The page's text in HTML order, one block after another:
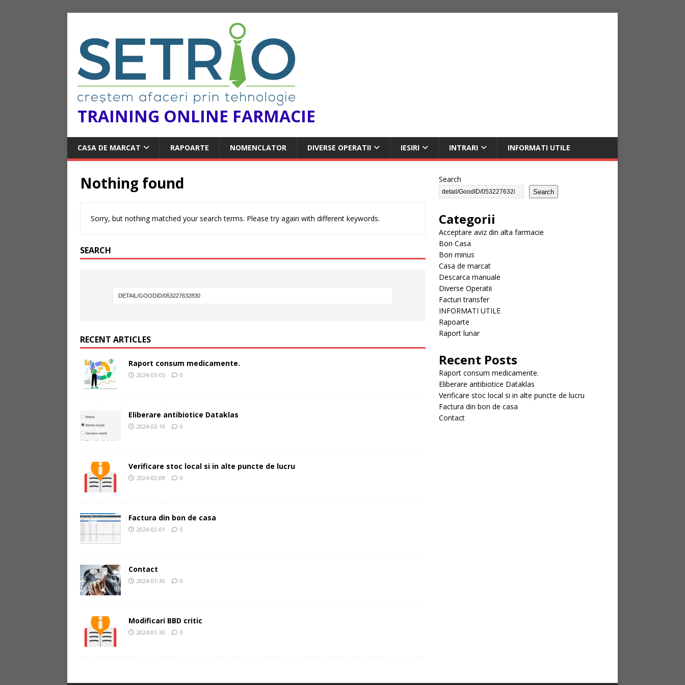
TRAINING ONLINE FARMACIE
CASA DE MARCAT RAPOARTE NOMENCLATOR DIVERSE OPERATII IESIRI INTRARI INFORMATI UTILE
Nothing found
Sorry, but nothing matched your search terms. Please try again with different keywords.
SEARCH
RECENT ARTICLES
Raport consum medicamente.
2024-03-05 0
Eliberare antibiotice Dataklas
2024-02-19 0
Verificare stoc local si in alte puncte de lucru
2024-02-09 0
Factura din bon de casa
2024-02-01 0
Contact
2024-01-30 0
Modificari BBD critic
2024-01-30 0
Search
Search
Categorii
Acceptare aviz din alta farmacie
Bon Casa
Bon minus
Casa de marcat
Descarca manuale
Diverse Operatii
Facturi transfer
INFORMATI UTILE
Rapoarte
Raport lunar
Recent Posts
Raport consum medicamente.
Eliberare antibiotice Dataklas
Verificare stoc local si in alte puncte de lucru
Factura din bon de casa
Contact